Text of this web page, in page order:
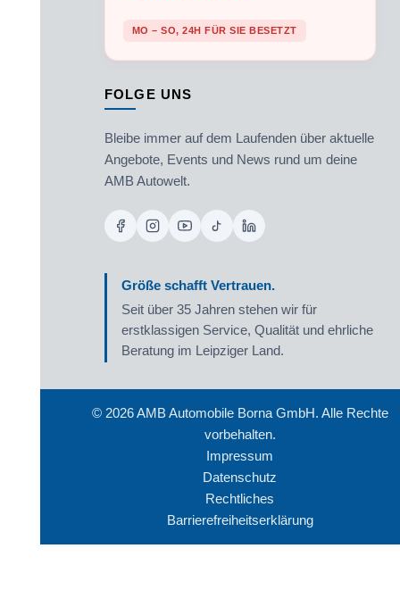
MO – SO, 24H FÜR SIE BESETZT
FOLGE UNS
Bleibe immer auf dem Laufenden über aktuelle
Angebote, Events und News rund um deine
AMB Autowelt.
Größe schafft Vertrauen.
Seit über 35 Jahren stehen wir für
erstklassigen Service, Qualität und ehrliche
Beratung im Leipziger Land.
© 2026AMB Automobile Borna GmbH. Alle Rechte
vorbehalten.
Impressum
Datenschutz
Rechtliches
Barrierefreiheitserklärung